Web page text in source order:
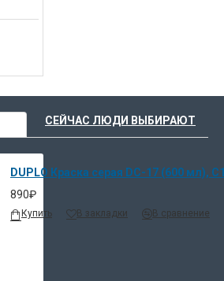
СЕЙЧАС ЛЮДИ ВЫБИРАЮТ
DUPLO Кpаска серая DC-17 (600 мл),
890₽
Купить В закладки В сравнение